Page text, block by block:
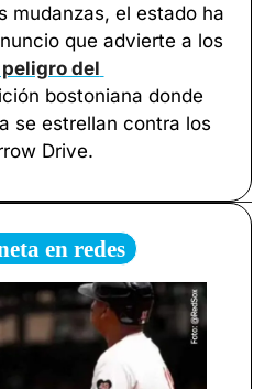
mudanzas, el estado ha
que advierte a los
del
bostoniana donde
se estrellan contra los
Drive.
en redes